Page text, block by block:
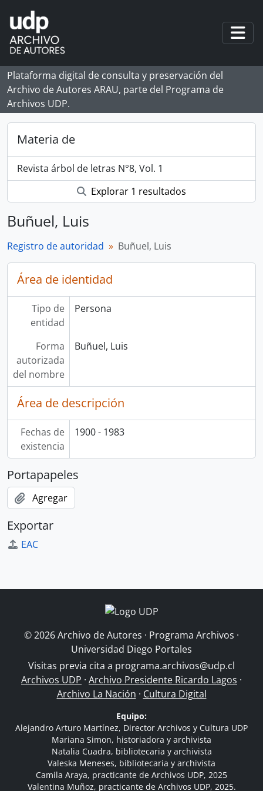
Skip to main content
Plataforma digital de consulta y preservación del
Archivo de Autores ARAU, parte del Programa de
Archivos UDP.
Materia de
Revista árbol de letras N°8, Vol. 1
Explorar 1 resultados
Buñuel, Luis
Registro de autoridad Buñuel, Luis
Área de identidad
Tipo de
entidad
Persona
Forma
autorizada
del nombre
Buñuel, Luis
Área de descripción
Fechas de
existencia
1900 - 1983
Portapapeles
Agregar
Exportar
EAC
© 2026 Archivo de Autores · Programa Archivos ·
Universidad Diego Portales
Visitas previa cita a programa.archivos@udp.cl
Archivos UDP · Archivo Presidente Ricardo Lagos ·
Archivo La Nación · Cultura Digital
Equipo:
Alejandro Arturo Martínez, Director Archivos y Cultura UDP
Mariana Simon, historiadora y archivista
Natalia Cuadra, bibliotecaria y archivista
Valeska Meneses, bibliotecaria y archivista
Camila Araya, practicante de Archivos UDP, 2025
Valentina Muñoz, practicante de Archivos UDP, 2025.